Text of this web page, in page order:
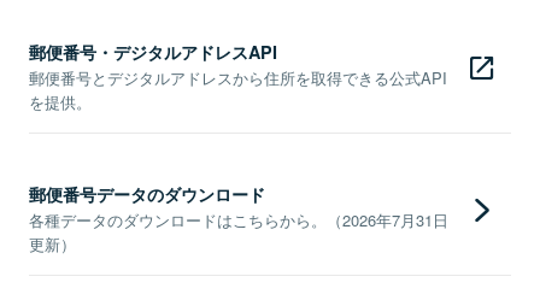
郵便番号・デジタルアドレスAPI
郵便番号とデジタルアドレスから住所を取得できる公式API
を提供。
郵便番号データのダウンロード
各種データのダウンロードはこちらから。（2026年7月31日
更新）